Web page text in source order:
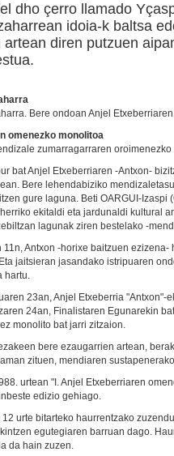
dho çerro llamado
idoia-k baltsa
artean diren putzuen
Bere ondoan Anjel
omenezko monolitoa
zumarragarraren
bat Anjel Etxeberriaren -Antxon-
Bere lehendabiziko
gure laguna. Beti OARGUI-
ekitaldi eta jardunaldi kultural
lagunak ziren bestelako -
11n, Antxon -horixe baitzuen
jaitsieran jasandako istripuaren
hartu.
23an, Anjel Etxeberria
24an, Finalistaren Egunarekin
monolito bat jarri zitzaion.
bere ezaugarrien artean,
zituen, mendiaren
urtean "I. Anjel Etxeberriaren
edizio gehiago.
12 urte bitarteko haurrentzako
egutegiaren barruan dago.
da hain zuzen.